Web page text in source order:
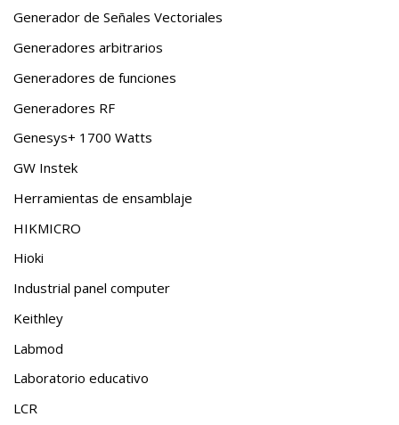
Generador de Señales Vectoriales
Generadores arbitrarios
Generadores de funciones
Generadores RF
Genesys+ 1700 Watts
GW Instek
Herramientas de ensamblaje
HIKMICRO
Hioki
Industrial panel computer
Keithley
Labmod
Laboratorio educativo
LCR